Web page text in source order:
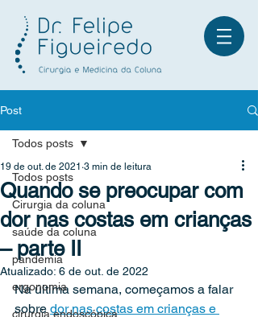
Fale no WhatsApp
Post
Todos posts
Cirurgia da coluna
saúde da coluna
pandemia
ergonomia
cirurgia endoscópica
Todos posts
Quando se preocupar com
dor nas costas em crianças
– parte II
19 de out. de 2021 3 min de leitura
Atualizado: 6 de out. de 2022
Na última semana, começamos a falar
sobre dor nas costas em crianças e